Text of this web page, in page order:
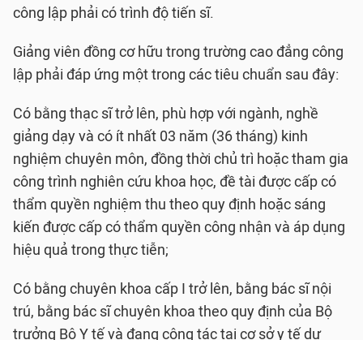
công lập phải có trình độ tiến sĩ.
Giảng viên đồng cơ hữu trong trường cao đẳng công
lập phải đáp ứng một trong các tiêu chuẩn sau đây:
Có bằng thạc sĩ trở lên, phù hợp với ngành, nghề
giảng dạy và có ít nhất 03 năm (36 tháng) kinh
nghiệm chuyên môn, đồng thời chủ trì hoặc tham gia
công trình nghiên cứu khoa học, đề tài được cấp có
thẩm quyền nghiệm thu theo quy định hoặc sáng
kiến được cấp có thẩm quyền công nhận và áp dụng
hiệu quả trong thực tiễn;
Có bằng chuyên khoa cấp I trở lên, bằng bác sĩ nội
trú, bằng bác sĩ chuyên khoa theo quy định của Bộ
trưởng Bộ Y tế và đang công tác tại cơ sở y tế dự